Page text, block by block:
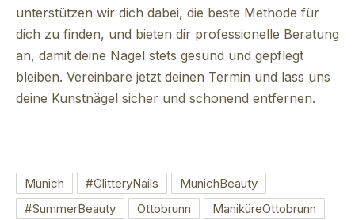
unterstützen wir dich dabei, die beste Methode für
dich zu finden, und bieten dir professionelle Beratung
an, damit deine Nägel stets gesund und gepflegt
bleiben. Vereinbare jetzt deinen Termin und lass uns
deine Kunstnägel sicher und schonend entfernen.
Munich #GlitteryNails
MunichBeauty
#SummerBeauty
Ottobrunn
ManiküreOttobrunn